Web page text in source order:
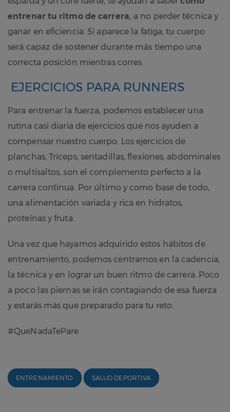
entrenar tu ritmo de carrera, a no perder técnica y
ganar en eficiencia. Si aparece la fatiga, tu cuerpo
será capaz de sostener durante más tiempo una
correcta posición mientras corres.
EJERCICIOS PARA RUNNERS
Para entrenar la fuerza, podemos establecer una
rutina casi diaria de ejercicios que nos ayuden a
compensar nuestro cuerpo. Los ejercicios de
planchas, Tríceps, sentadillas, flexiones, abdominales
o multisaltos, son el complemento perfecto a la
carrera continua. Por último y como base de todo,
una alimentación variada y rica en hidratos,
proteínas y fruta.
Una vez que hayamos adquirido estos hábitos de
entrenamiento, podemos centrarnos en la cadencia,
la técnica y en lograr un buen ritmo de carrera. Poco
a poco las piernas se irán contagiando de esa fuerza
y estarás más que preparado para tu reto.
#QueNadaTePare
ENTRENAMIENTO SALUD DEPORTIVA